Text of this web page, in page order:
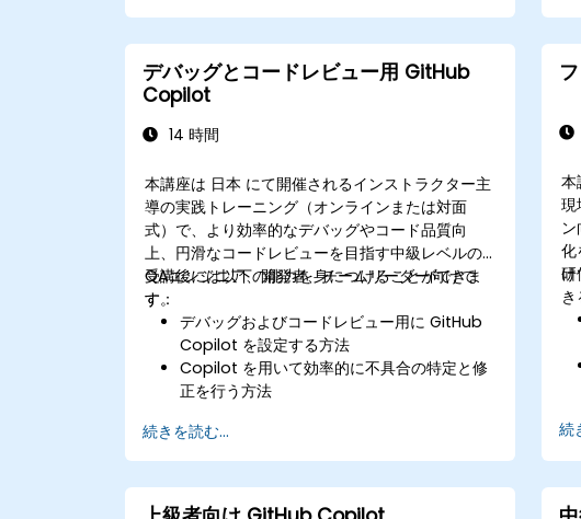
デバッグとコードレビュー用 GitHub
Copilot
14 時間
本講座は 日本 にて開催されるインストラクター主
導の実践トレーニング（オンラインまたは対面
式）で、より効率的なデバッグやコード品質向
上、円滑なコードレビューを目指す中級レベルの
QAエンジニア、開発者、チームリーダー向けで
す。
受講後には以下の能力を身につけることができま
す：
デバッグおよびコードレビュー用に GitHub
Copilot を設定する方法
Copilot を用いて効率的に不具合の特定と修
正を行う方法
る方法
Copilot の機能でコードレビューの流れをス
ムーズに進める方法
チーム環境において Copilot を活用して効果
続きを読む...
本
現
化
け
研
続